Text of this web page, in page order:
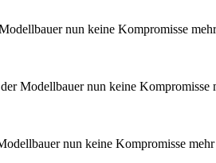
nun keine Kompromisse
Modellbauer nun keine Kompromisse
nun keine Kompromisse